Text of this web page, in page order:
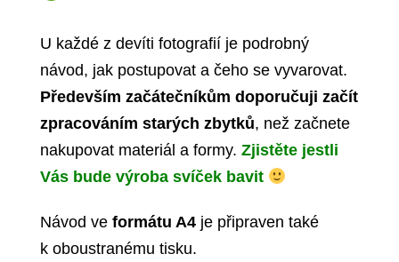
U každé z devíti fotografií je podrobný
návod, jak postupovat a čeho se vyvarovat.
Především začátečníkům doporučuji začít
zpracováním starých zbytků, než začnete
nakupovat materiál a formy. Zjistěte jestli
Vás bude výroba svíček bavit
Návod ve formátu A4je připraven také
k oboustranému tisku.